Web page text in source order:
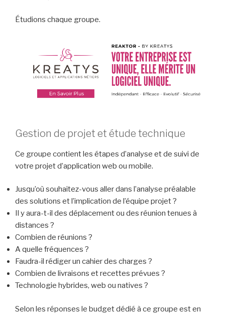
Étudions chaque groupe.
Gestion de projet et étude technique
Ce groupe contient les étapes d’analyse et de suivi de
votre projet d’application web ou mobile.
Jusqu’où souhaitez-vous aller dans l’analyse préalable
des solutions et l’implication de l’équipe projet ?
Il y aura-t-il des déplacement ou des réunion tenues à
distances ?
Combien de réunions ?
A quelle fréquences ?
Faudra-il rédiger un cahier des charges ?
Combien de livraisons et recettes prévues ?
Technologie hybrides, web ou natives ?
Selon les réponses le budget dédié à ce groupe est en